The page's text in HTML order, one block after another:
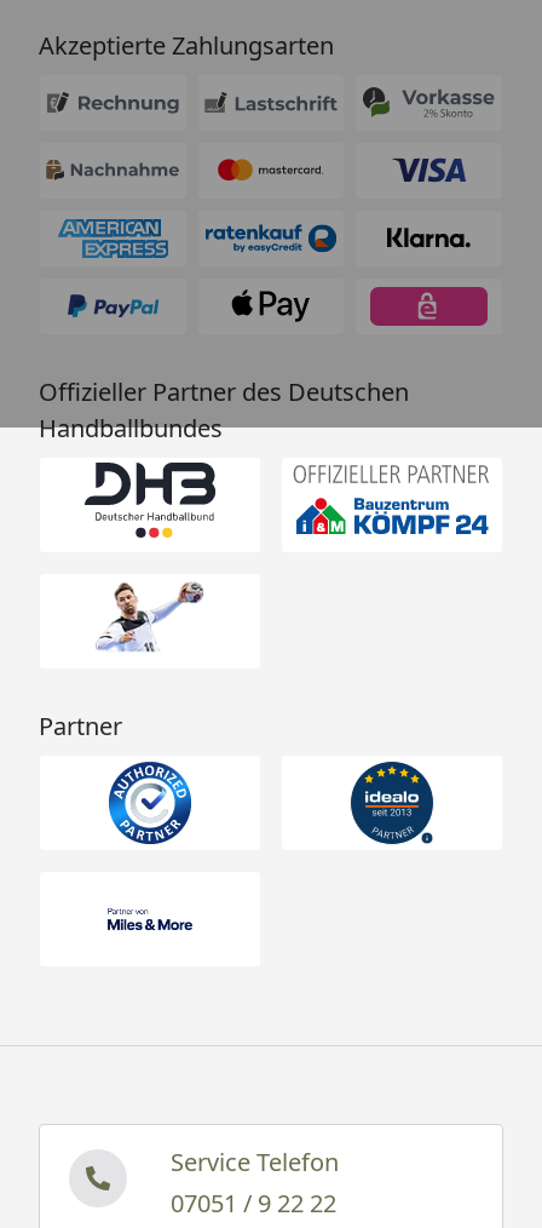
Akzeptierte Zahlungsarten
Offizieller Partner des Deutschen
Handballbundes
Partner
Service Telefon
07051 / 9 22 22